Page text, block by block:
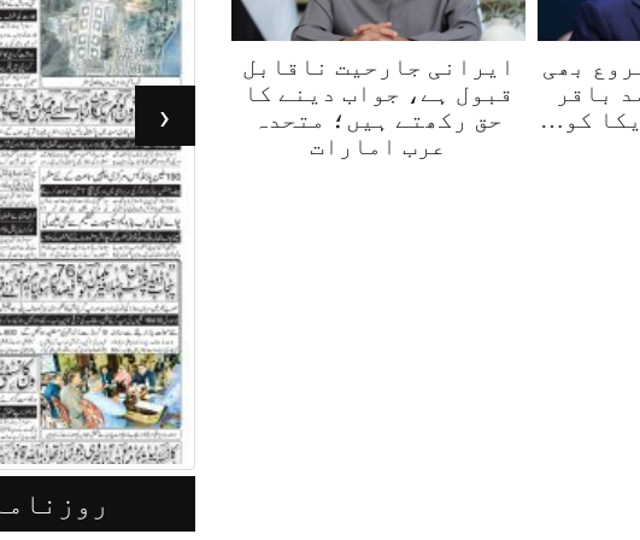
بھی
باقر
کو…
ایرانی جارحیت ناقابل
قبول ہے، جواب دینے کا
حق رکھتے ہیں؛ متحدہ
عرب امارات
روزنامہ
‹